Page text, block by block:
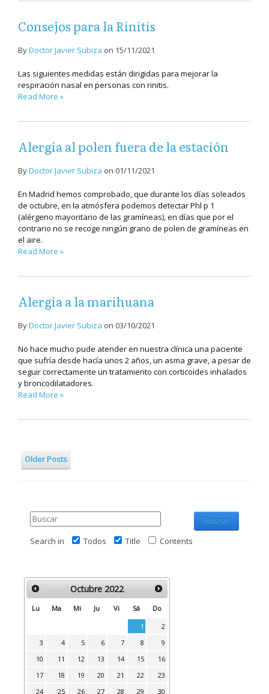
Consejos para la Rinitis
ByDoctor Javier Subiza on 15/11/2021
Las siguientes medidas están dirigidas para mejorar la
respiración nasal en personas con rinitis.
Read More »
Alergia al polen fuera de la estación
ByDoctor Javier Subiza on 01/11/2021
En Madrid hemos comprobado, que durante los días soleados
de octubre, en la atmósfera podemos detectar Phl p 1
(alérgeno mayoritario de las gramíneas), en días que por el
contrario no se recoge ningún grano de polen de gramíneas en
el aire.
Read More »
Alergia a la marihuana
ByDoctor Javier Subiza on 03/10/2021
No hace mucho pude atender en nuestra clínica una paciente
que sufría desde hacía unos 2 años, un asma grave, a pesar de
seguir correctamente un tratamiento con corticoides inhalados
y broncodilatadores.
Read More »
Older Posts
Buscar
Search in
Todos Title Contents
Octubre 2022
Lu Ma Mi Ju Vi Sá Do
1
2
3
4 5 6 7 8
9
10
11 12 13 14 15
16
17
18 19 20 21 22
23
24
25 26 27 28 29 30